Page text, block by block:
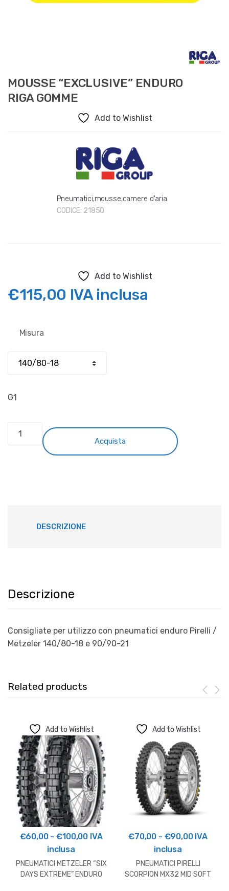
MOUSSE “EXCLUSIVE” ENDURO
RIGA GOMME
Add to Wishlist
Pneumatici,mousse,camere d'aria
CODICE: 21850
Add to Wishlist
€115,00 IVA inclusa
Misura
G1
MOUSSE
"EXCLUSIVE"
Acquista
DESCRIZIONE
Descrizione
Consigliate per utilizzo con pneumatici enduro Pirelli /
Metzeler 140/80-18 e 90/90-21
Related products
Add to Wishlist
€60,00 - €100,00Fascia
prezzo:
da
IVA
inclusa
PNEUMATICI METZELER “SIX
DAYS EXTREME” ENDURO
Add to Wishlist
€70,00 - €90,00Fascia
prezzo:
da
IVA
inclusa
PNEUMATICI PIRELLI
SCORPION MX32 MID SOFT